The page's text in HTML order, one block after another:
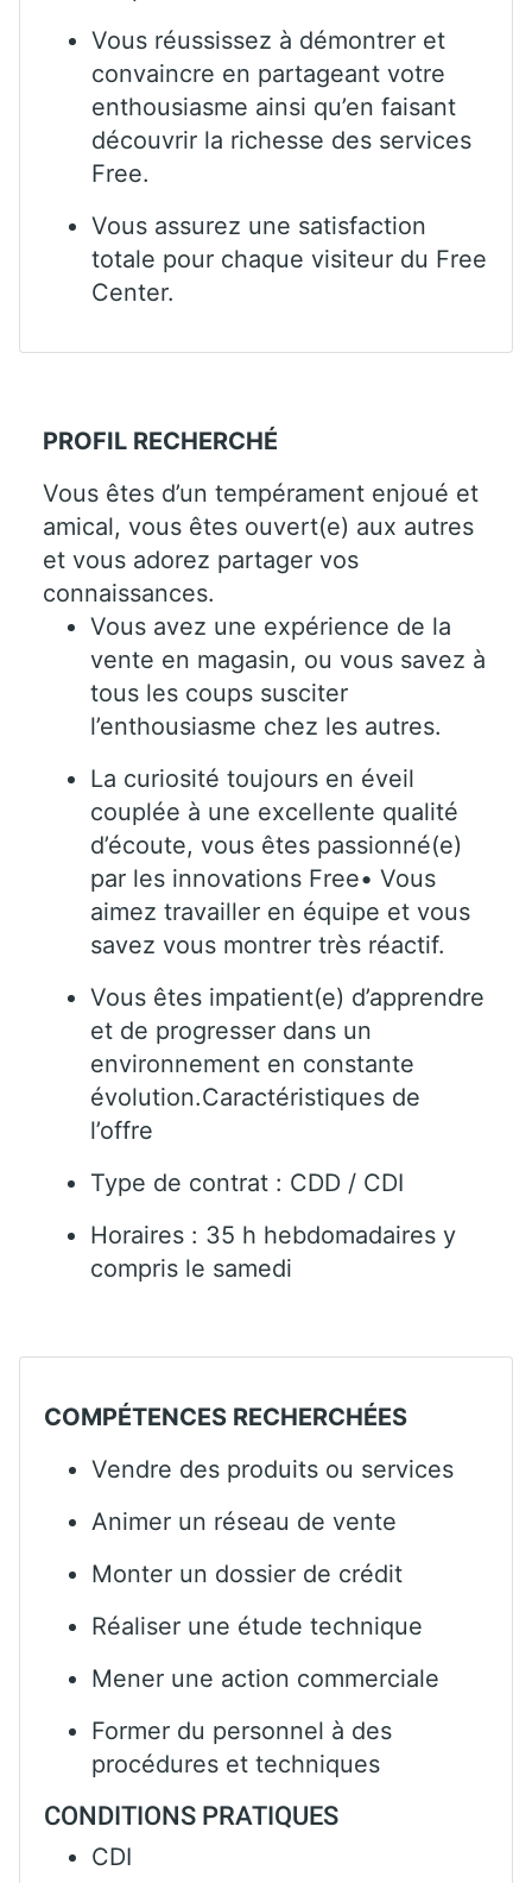
Vous réussissez à démontrer et
convaincre en partageant votre
enthousiasme ainsi qu’en faisant
découvrir la richesse des services
Free.
Vous assurez une satisfaction
totale pour chaque visiteur du Free
Center.
PROFIL RECHERCHÉ
Vous êtes d’un tempérament enjoué et
amical, vous êtes ouvert(e) aux autres
et vous adorez partager vos
connaissances.
Vous avez une expérience de la
vente en magasin, ou vous savez à
tous les coups susciter
l’enthousiasme chez les autres.
La curiosité toujours en éveil
couplée à une excellente qualité
d’écoute, vous êtes passionné(e)
par les innovations Free• Vous
aimez travailler en équipe et vous
savez vous montrer très réactif.
Vous êtes impatient(e) d’apprendre
et de progresser dans un
environnement en constante
évolution.Caractéristiques de
l’offre
Type de contrat : CDD / CDI
Horaires : 35 h hebdomadaires y
compris le samedi
COMPÉTENCES RECHERCHÉES
Vendre des produits ou services
Animer un réseau de vente
Monter un dossier de crédit
Réaliser une étude technique
Mener une action commerciale
Former du personnel à des
procédures et techniques
CONDITIONS PRATIQUES
CDI